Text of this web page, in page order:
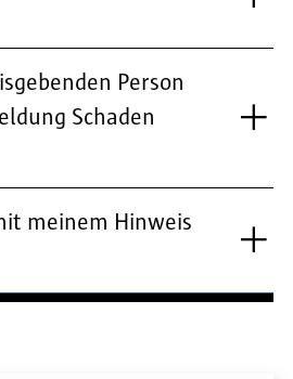
Person
Schaden
meinem Hinweis